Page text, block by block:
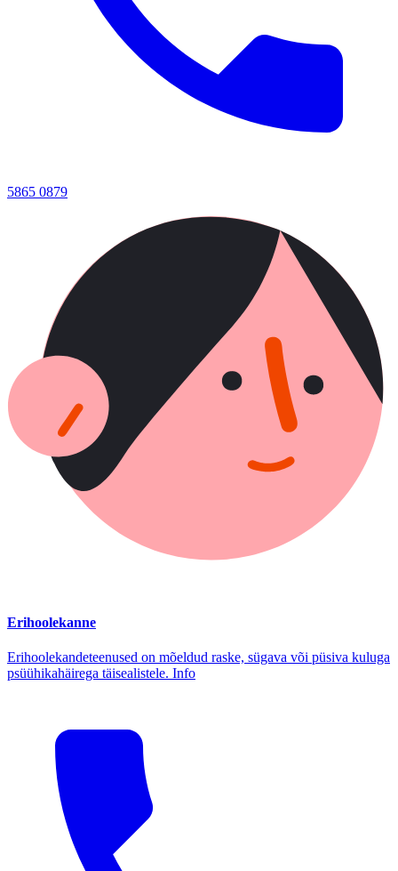
5865 0879
Erihoolekanne
Erihoolekandeteenused on mõeldud raske, sügava või püsiva kuluga
psüühikahäirega täisealistele. Info